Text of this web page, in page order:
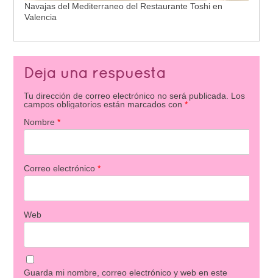
Navajas del Mediterraneo del Restaurante Toshi en
Valencia
Deja una respuesta
Tu dirección de correo electrónico no será publicada.
Los
campos obligatorios están marcados con *
Nombre *
Correo electrónico *
Web
Guarda mi nombre, correo electrónico y web en este